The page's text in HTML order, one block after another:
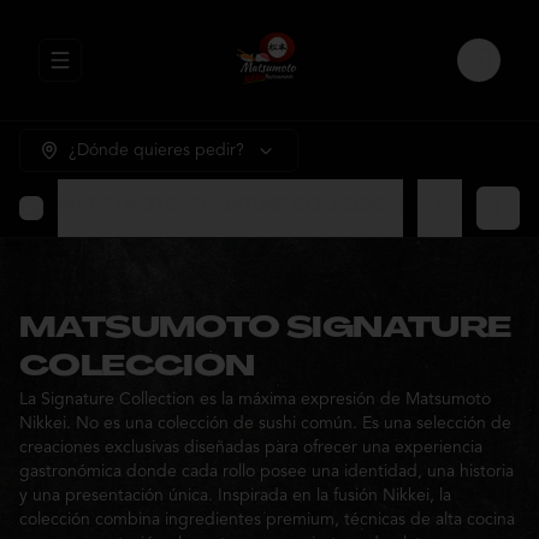
Abrir menu de navegación Login
¿Dónde quieres pedir?
MATSUMOTO SIGNATURE
COLECCION
La Signature Collection es la máxima expresión de Matsumoto
Nikkei. No es una colección de sushi común. Es una selección de
creaciones exclusivas diseñadas para ofrecer una experiencia
gastronómica donde cada rollo posee una identidad, una historia
y una presentación única. Inspirada en la fusión Nikkei, la
colección combina ingredientes premium, técnicas de alta cocina